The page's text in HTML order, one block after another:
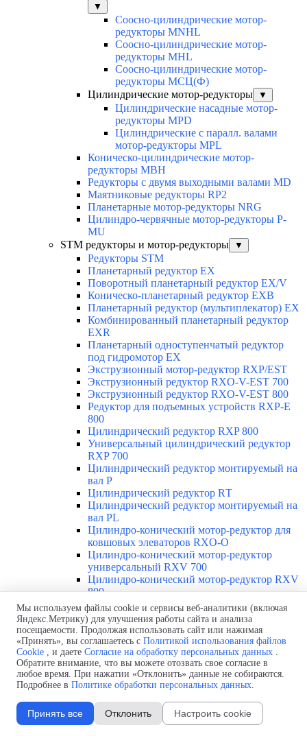
▼
Соосно-цилиндрические мотор-
редукторы MNHL
Соосно-цилиндрические мотор-
редукторы MHL
Соосно-цилиндрические мотор-
редукторы МСЦ(Ф)
Цилиндрические мотор-редукторы
▼
Цилиндрические насадные мотор-
редукторы MPD
Цилиндрические с паралл. валами
мотор-редукторы MPL
Коническо-цилиндрические мотор-
редукторы MBH
Редукторы с двумя выходными валами MD
Маятниковые редукторы RP2
Планетарные мотор-редукторы NRG
Цилиндро-червячные мотор-редукторы P-
MU
STM редукторы и мотор-редукторы
▼
Редукторы STM
Планетарный редуктор ЕХ
Поворотный планетарный редуктор EX/V
Коническо-планетарный редуктор ЕХВ
Планетарный редуктор (мультиплекатор) ЕХ
Комбинированный планетарный редуктор
ЕХR
Планетарный одноступенчатый редуктор
под гидромотор ЕХ
Экструзионный мотор-редуктор RXP/EST
Экструзионный редуктор RXO-V-EST 700
Экструзионный редуктор RXO-V-EST 800
Редуктор для подъемных устройств RXP-E
800
Цилиндрический редуктор RXP 800
Универсальный цилиндрический редуктор
RXP 700
Цилиндрический редуктор монтируемый на
вал Р
Цилиндрический редуктор RТ
Цилиндрический редуктор монтируемый на
вал РL
Цилиндро-конический мотор-редуктор для
ковшовых элеваторов RXO-O
Цилиндро-конический мотор-редуктор
универсальный RXV 700
Цилиндро-конический мотор-редуктор RXV
800
Цилиндро-конический редуктор для
градирен RXO-TR
Цилиндро-конический редуктор для
горнодобывающей промышленности RXМ
Цилиндро-конический редуктор RXP-MX
Цилиндро-конический редуктор О
Цилиндро-конический редуктор SM
Червячный редуктор с ограничителем
крутящего момента R
Цилиндро-червячный редуктор СR
Двухступенчатый редуктор RR
Мы используем файлы cookie и сервисы веб-аналитики (включая
Яндекс.Метрику) для улучшения работы сайта и анализа
посещаемости. Продолжая использовать сайт или нажимая
«Принять», вы соглашаетесь с Политикой использования файлов
Cookie , и даете Согласие на обработку персональных данных .
Обратите внимание, что вы можете отозвать свое согласие в
любое время. При нажатии «Отклонить» данные не собираются.
Подробнее в Политике обработки персональных данных.
Принять все Отклонить Настроить cookie